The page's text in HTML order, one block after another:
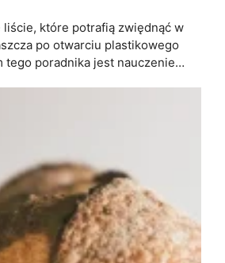
liście, które potrafią zwiędnąć w
po otwarciu plastikowego
tego poradnika jest nauczenie…